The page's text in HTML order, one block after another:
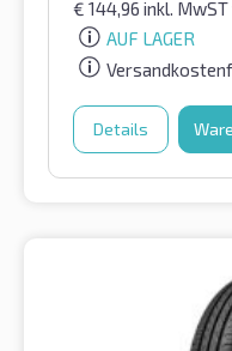
€ 144,96 inkl. MwST
AUF LAGER
Details